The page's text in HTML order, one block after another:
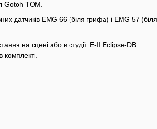
Gotoh TOM.
датчиків EMG 66 (біля грифа) і EMG 57 (біля
на сцені або в студії, E-II Eclipse-DB